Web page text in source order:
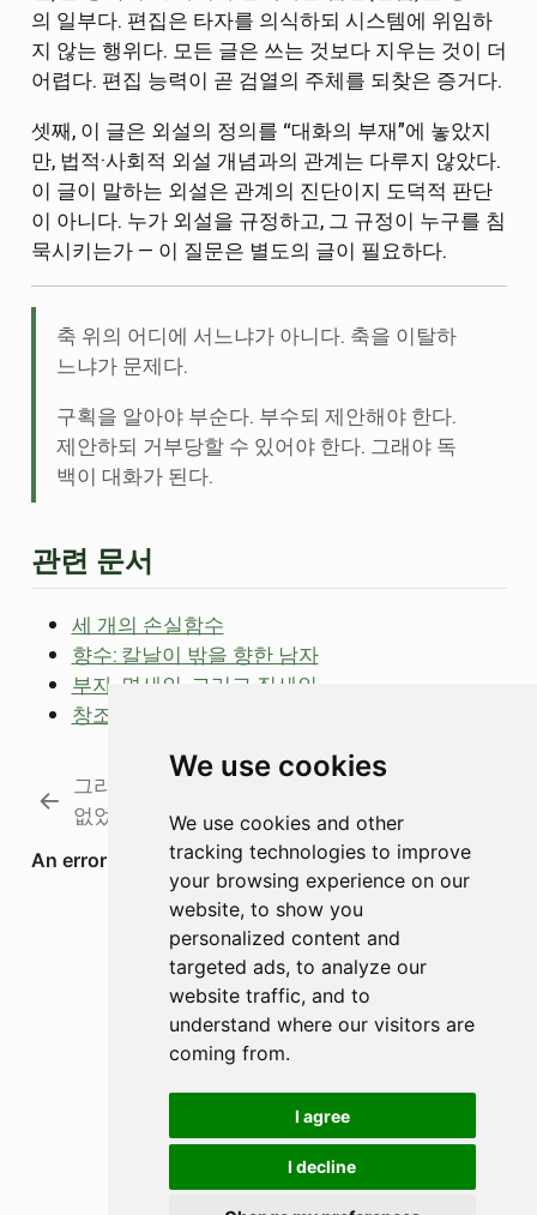
We use cookies
We use cookies and other
tracking technologies to improve
your browsing experience on our
website, to show you
personalized content and
targeted ads, to analyze our
website traffic, and to
understand where our visitors are
coming from.
I agree
I decline
의 일부다. 편집은 타자를 의식하되 시스템에 위임하
지 않는 행위다. 모든 글은 쓰는 것보다 지우는 것이 더
어렵다. 편집 능력이 곧 검열의 주체를 되찾은 증거다.
셋째, 이 글은 외설의 정의를 “대화의 부재”에 놓았지
만, 법적·사회적 외설 개념과의 관계는 다루지 않았다.
이 글이 말하는 외설은 관계의 진단이지 도덕적 판단
이 아니다. 누가 외설을 규정하고, 그 규정이 누구를 침
묵시키는가 — 이 질문은 별도의 글이 필요하다.
축 위의 어디에 서느냐가 아니다. 축을 이탈하
느냐가 문제다.
구획을 알아야 부순다. 부수되 제안해야 한다.
제안하되 거부당할 수 있어야 한다. 그래야 독
백이 대화가 된다.
관련 문서
세 개의 손실함수
향수: 칼날이 밖을 향한 남자
부자, 면세인, 그리고 징세인
창조의 원리
그리스인 조르바: 매뉴얼이 필요
없었던 사람
해부